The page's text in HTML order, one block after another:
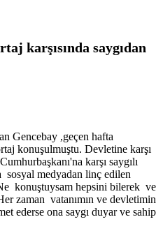
karşısında saygıdan
Gencebay ,geçen hafta
konuşulmuştu. Devletine karşı
karşı saygılı
sosyal medyadan linç edilen
konuştuysam hepsini bilerek ve
zaman vatanımın ve devletimin
ederse ona saygı duyar ve sahip